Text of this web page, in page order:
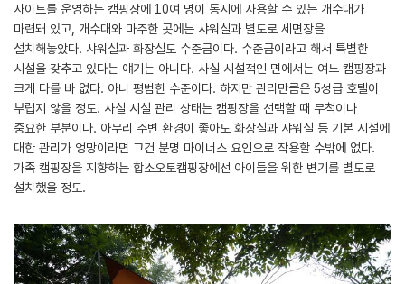
사이트를 운영하는 캠핑장에 10여 명이 동시에 사용할 수 있는 개수대가
마련돼 있고, 개수대와 마주한 곳에는 샤워실과 별도로 세면장을
설치해놓았다. 샤워실과 화장실도 수준급이다. 수준급이라고 해서 특별한
시설을 갖추고 있다는 얘기는 아니다. 사실 시설적인 면에서는 여느 캠핑장과
크게 다를 바 없다. 아니 평범한 수준이다. 하지만 관리만큼은 5성급 호텔이
부럽지 않을 정도. 사실 시설 관리 상태는 캠핑장을 선택할 때 무척이나
중요한 부분이다. 아무리 주변 환경이 좋아도 화장실과 샤워실 등 기본 시설에
대한 관리가 엉망이라면 그건 분명 마이너스 요인으로 작용할 수밖에 없다.
가족 캠핑장을 지향하는 합소오토캠핑장에선 아이들을 위한 변기를 별도로
설치했을 정도.